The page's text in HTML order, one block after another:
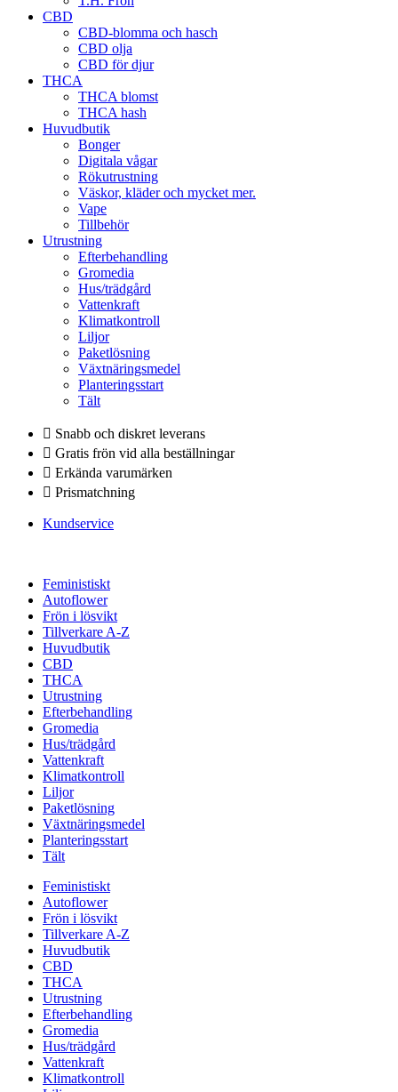
CBD
CBD-blomma och hasch
CBD olja
CBD för djur
THCA
THCA blomst
THCA hash
Huvudbutik
Bonger
Digitala vågar
Rökutrustning
Väskor, kläder och mycket mer.
Vape
Tillbehör
Utrustning
Efterbehandling
Gromedia
Hus/trädgård
Vattenkraft
Klimatkontroll
Liljor
Paketlösning
Växtnäringsmedel
Planteringsstart
Tält
Snabb och diskret leverans
Gratis frön vid alla beställningar
Erkända varumärken
Prismatchning
Kundservice
Feministiskt
Autoflower
Frön i lösvikt
Tillverkare A-Z
Huvudbutik
CBD
THCA
Utrustning
Efterbehandling
Gromedia
Hus/trädgård
Vattenkraft
Klimatkontroll
Liljor
Paketlösning
Växtnäringsmedel
Planteringsstart
Tält
Feministiskt
Autoflower
Frön i lösvikt
Tillverkare A-Z
Huvudbutik
CBD
THCA
Utrustning
Efterbehandling
Gromedia
Hus/trädgård
Vattenkraft
Klimatkontroll